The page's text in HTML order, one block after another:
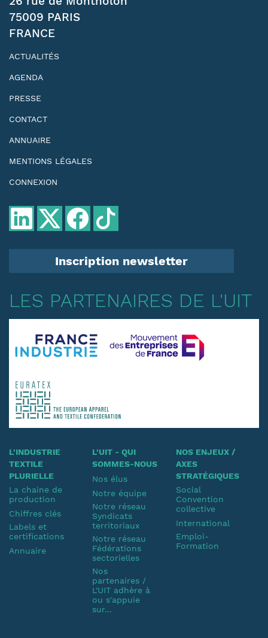
75009 PARIS
FRANCE
ACTUALITÉS
AGENDA
PRESSE
CONTACT
ANNUAIRE
MENTIONS LÉGALES
CONNEXION
Inscription newsletter
LES PARTENAIRES DE L'UIT
L'INDUSTRIE
TEXTILE
PLURIELLE
La chaine de
production
Chiffres clés
Labels et
certifications
Annuaire
L'UIT - QUI
SOMMES-NOUS
Nos élus
Notre équipe
Notre réseau
Syndicats
territoriaux
Notre réseau
Fédérations
sectorielles
Nos
partenaires /
L'UIT adhère à
ou s'appuie
sur...
NOS ENJEUX /
AXES
STRATÉGIQUES
Social
Convention
collective
International
Emploi-
Formation